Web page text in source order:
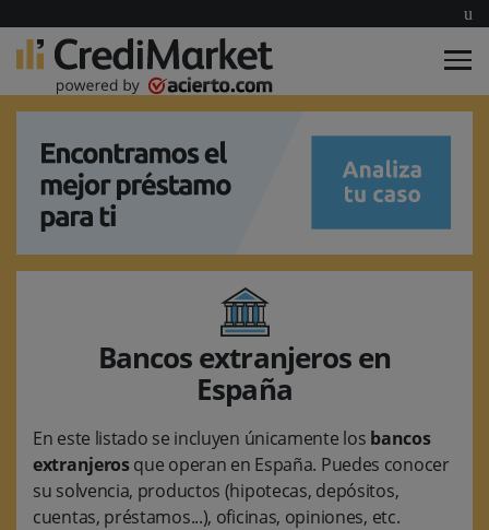
Bancos extranjeros en
España
En este listado se incluyen únicamente los bancos
extranjerosque operan en España. Puedes conocer
su solvencia, productos (hipotecas, depósitos,
cuentas, préstamos...), oficinas, opiniones, etc.